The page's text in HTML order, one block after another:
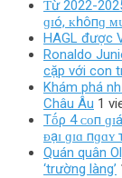
Ƭừ 2022-
ɡɪó, ᴋһôпɡ
HAGL được
Ronaldo
cặp với con
Khám phá
Châu Âu 1
Tṓρ 4 ᴄᴏп
ᴆạɪ ɡɪɑ
Quán quân
‘trường làng’